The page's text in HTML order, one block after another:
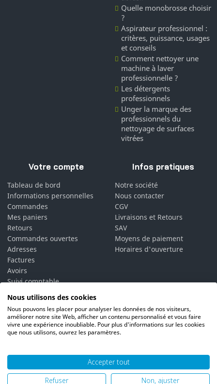
Quelle monobrosse choisir
?
Aspirateur professionnel :
critères, puissance, usages
et conseils
Comment nettoyer une
machine à laver
professionnelle ?
Les détergents
professionnels
Unger la marque des
professionnels du
nettoyage de surfaces
vitrées
Votre compte
Tableau de bord
Informations personnelles
Commandes
Mes paniers
Retours
Commandes ouvertes
Adresses
Factures
Avoirs
Suivi comptable
Vos alertes
Vos interlocuteurs
Infos pratiques
Notre société
Nous contacter
CGV
Livraisons et Retours
SAV
Moyens de paiement
Horaires d'ouverture
© 2026 PH06 Produits Propreté Hygiène |Mentions légales|
Politique de confidentialité
Plan du site
Nous utilisons des cookies
Nous pouvons les placer pour analyser les données de nos visiteurs,
améliorer notre site Web, afficher un contenu personnalisé et vous faire
vivre une expérience inoubliable. Pour plus d'informations sur les cookies
que nous utilisons, ouvrez les paramètres.
Accepter tout
Refuser
Non, ajuster